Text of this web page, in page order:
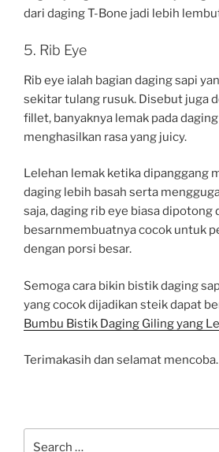
dari daging T-Bone jadi lebih
5. Rib Eye
Rib eye ialah bagian daging sapi
sekitar tulang rusuk. Disebut juga
fillet, banyaknya lemak pada
menghasilkan rasa yang juicy.
Lelehan lemak ketika dipanggang
daging lebih basah serta
saja, daging rib eye biasa dipotong
besarnmembuatnya cocok untuk
dengan porsi besar.
Semoga cara bikin bistik daging
yang cocok dijadikan steik dapat
Bumbu Bistik Daging Giling yang
Terimakasih dan selamat